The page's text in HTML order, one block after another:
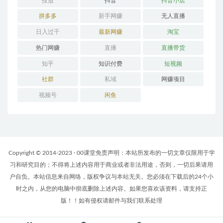
拼多多 新手网赚 无人直播
日入过千 最新网赚 淘宝
热门网赚 直播 直播带货
知乎 知识付费 短视频
社群 私域 网赚项目
视频号 闲鱼
Copyright © 2014-2023 · 00课堂免责声明：本站所发布的一切文章仅限用于学
习和研究目的；不得将上述内容用于商业或者非法用途，否则，一切后果请用
户自负。本站信息来自网络，版权争议与本站无关。您必须在下载后的24个小
时之内，从您的电脑中彻底删除上述内容。如果您喜欢该资料，请支持正
版！！如有侵权请邮件与我们联系处理